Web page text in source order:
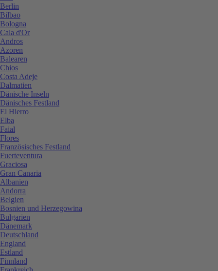
Berlin
Bilbao
Bologna
Cala d'Or
Andros
Azoren
Balearen
Chios
Costa Adeje
Dalmatien
Dänische Inseln
Dänisches Festland
El Hierro
Elba
Faial
Flores
Französisches Festland
Fuerteventura
Graciosa
Gran Canaria
Albanien
Andorra
Belgien
Bosnien und Herzegowina
Bulgarien
Dänemark
Deutschland
England
Estland
Finnland